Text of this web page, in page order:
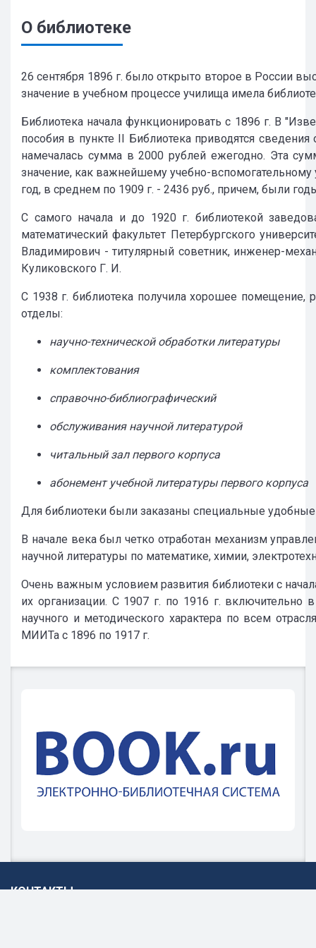
на электронную почту.
публикациями индекса УДК. Для этого
необходимо направить информацию
(титульный лист работы в формате PDF) на
электронную почтуOKNTB@yandex.ru с
указанием темы письма«Индекс УДК».
на электронную почту.
публикациями индекса УДК. Для этого
необходимо направить информацию
(титульный лист работы в формате PDF) на
электронную почтуOKNTB@yandex.ru с
указанием темы письма«Индекс УДК».
на электронную почту.
публикациями индекса УДК. Для этого
необходимо направить информацию
(титульный лист работы в формате PDF) на
электронную почтуOKNTB@yandex.ru с
указанием темы письма«Индекс УДК».
О библиотеке
26 сентября 1896 г. было открыто второе в России
значение в учебном процессе училища имела
Библиотека начала функционировать с 1896 г. В
пособия в пункте II Библиотека приводятся
намечалась сумма в 2000 рублей ежегодно. Эта
значение, как важнейшему учебно-
год, в среднем по 1909 г. - 2436 руб., причем, были
С самого начала и до 1920 г. библиотекой
математический факультет Петербургского
Владимирович - титулярный советник, инженер-
Куликовского Г. И.
С 1938 г. библиотека получила хорошее помещение,
отделы:
научно-технической обработки литературы
комплектования
справочно-библиографический
обслуживания научной литературой
читальный зал первого корпуса
абонемент учебной литературы первого корпуса
Для библиотеки были заказаны специальные
В начале века был четко отработан механизм
научной литературы по математике, химии,
Очень важным условием развития библиотеки с
их организации. С 1907 г. по 1916 г. включительно
научного и методического характера по всем
МИИТа с 1896 по 1917 г.
КОНТАКТЫ